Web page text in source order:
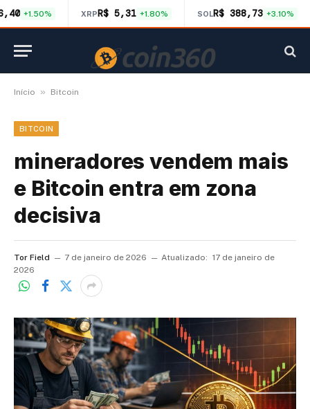
+1.50% XRPR$ 5,31 +1.80% SOLR$ 388,73 +3.10%
Início » Bitcoin
BITCOIN
mineradores vendem mais
e Bitcoin entra em zona
decisiva
Tor Field 7 de janeiro de 2026 Atualizado: 17 de janeiro de
2026